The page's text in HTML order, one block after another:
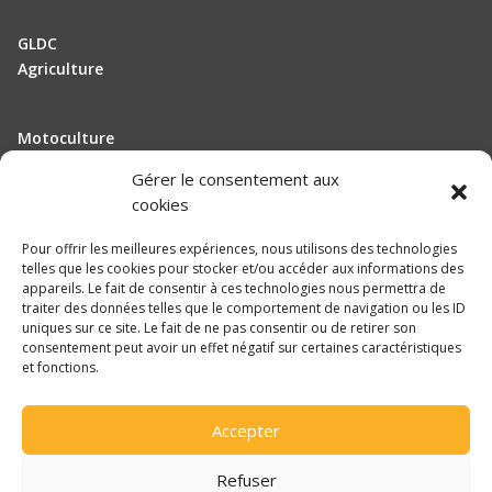
Gérer le consentement aux
cookies
Pour offrir les meilleures expériences, nous utilisons des technologies
telles que les cookies pour stocker et/ou accéder aux informations des
appareils. Le fait de consentir à ces technologies nous permettra de
traiter des données telles que le comportement de navigation ou les ID
uniques sur ce site. Le fait de ne pas consentir ou de retirer son
consentement peut avoir un effet négatif sur certaines caractéristiques
et fonctions.
Accepter
Refuser
GLDC
Agriculture
Motoculture
Recrutement
Mentions légales
Politique de confidentialité
Une réalisationDLW Communication